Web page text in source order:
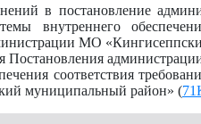
в постановление
внутреннего
МО
Постановления
соответствия
муниципальный район» (